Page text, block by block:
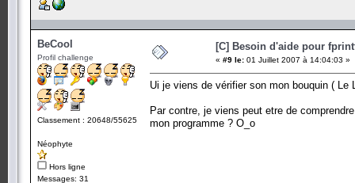
BeCool
Profil challenge
Classement : 20648/55625
Néophyte
Hors ligne
Messages: 31
[C] Besoin d'aide pour
« #9 le: 01 Juillet 2007 à 14:04:03 »
Ui je viens de vérifier son mon bouquin (
Par contre, je viens peut etre de
mon programme ? O_o